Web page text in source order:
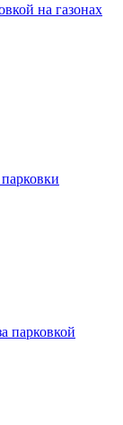
на газонах
парковкой